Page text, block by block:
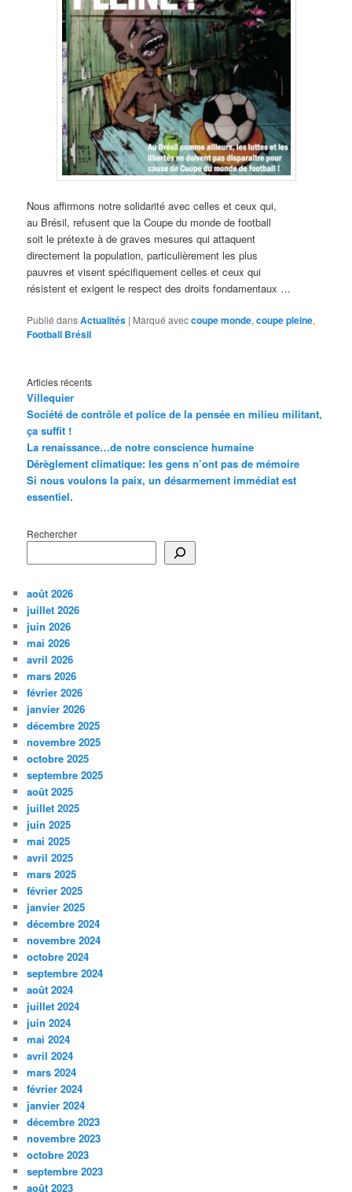
Nous affirmons notre solidarité avec celles et ceux qui,
au Brésil, refusent que la Coupe du monde de football
soit le prétexte à de graves mesures qui attaquent
directement la population, particulièrement les plus
pauvres et visent spécifiquement celles et ceux qui
résistent et exigent le respect des droits fondamentaux …
Publié dansActualités | Marqué aveccoupe monde,coupe pleine,
Football Brésil
Articles récents
Villequier
Société de contrôle et police de la pensée en milieu militant,
ça suffit !
La renaissance…de notre conscience humaine
Dérèglement climatique: les gens n’ont pas de mémoire
Si nous voulons la paix, un désarmement immédiat est
essentiel.
Rechercher
août 2026
juillet 2026
juin 2026
mai 2026
avril 2026
mars 2026
février 2026
janvier 2026
décembre 2025
novembre 2025
octobre 2025
septembre 2025
août 2025
juillet 2025
juin 2025
mai 2025
avril 2025
mars 2025
février 2025
janvier 2025
décembre 2024
novembre 2024
octobre 2024
septembre 2024
août 2024
juillet 2024
juin 2024
mai 2024
avril 2024
mars 2024
février 2024
janvier 2024
décembre 2023
novembre 2023
octobre 2023
septembre 2023
août 2023